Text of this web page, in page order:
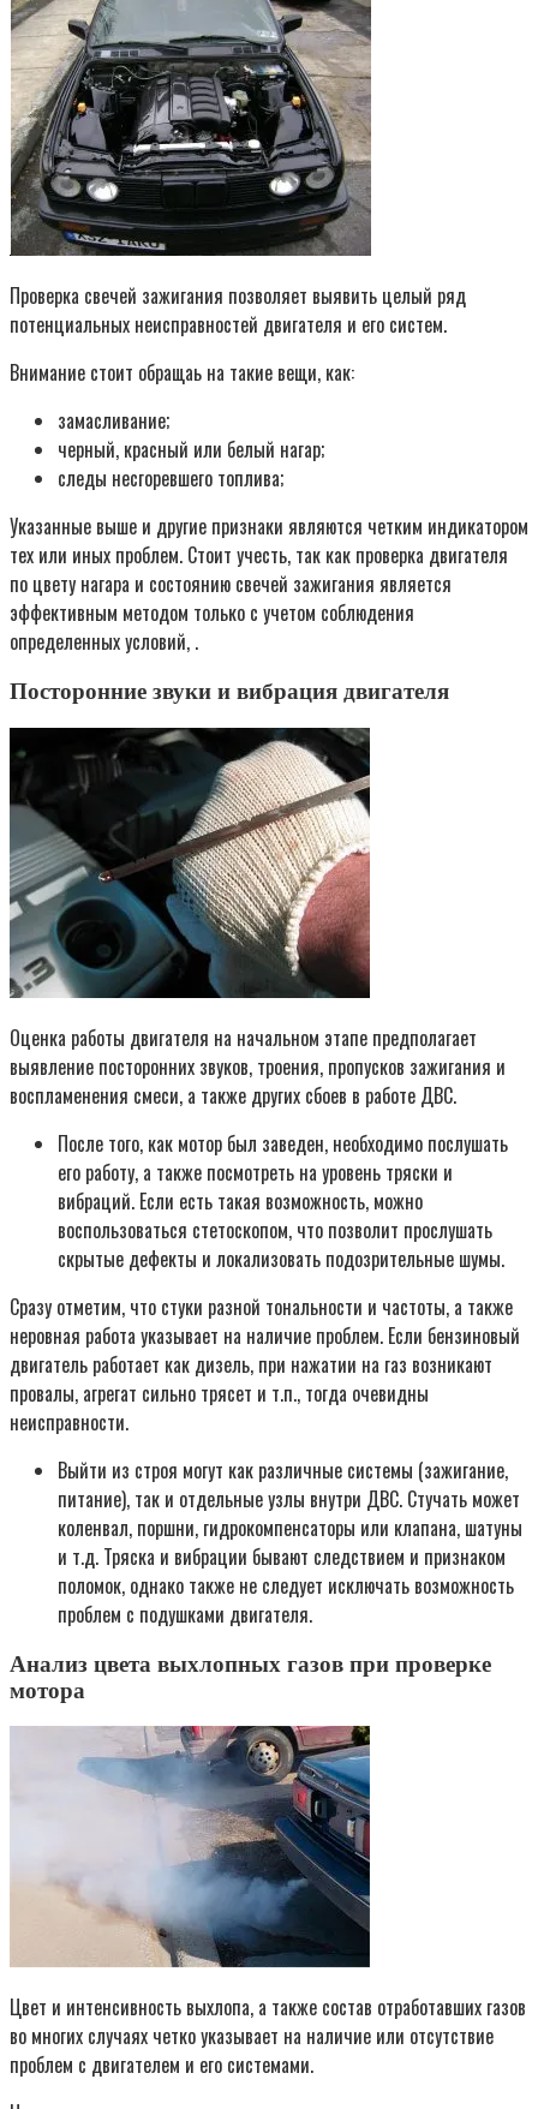
Проверка свечей зажигания позволяет выявить целый ряд
потенциальных неисправностей двигателя и его систем.
Внимание стоит обращаь на такие вещи, как:
замасливание;
черный, красный или белый нагар;
следы несгоревшего топлива;
Указанные выше и другие признаки являются четким индикатором
тех или иных проблем. Стоит учесть, так как проверка двигателя
по цвету нагара и состоянию свечей зажигания является
эффективным методом только с учетом соблюдения
определенных условий, .
Посторонние звуки и вибрация двигателя
Оценка работы двигателя на начальном этапе предполагает
выявление посторонних звуков, троения, пропусков зажигания и
воспламенения смеси, а также других сбоев в работе ДВС.
После того, как мотор был заведен, необходимо послушать
его работу, а также посмотреть на уровень тряски и
вибраций. Если есть такая возможность, можно
воспользоваться стетоскопом, что позволит прослушать
скрытые дефекты и локализовать подозрительные шумы.
Сразу отметим, что стуки разной тональности и частоты, а также
неровная работа указывает на наличие проблем. Если бензиновый
двигатель работает как дизель, при нажатии на газ возникают
провалы, агрегат сильно трясет и т.п., тогда очевидны
неисправности.
Выйти из строя могут как различные системы (зажигание,
питание), так и отдельные узлы внутри ДВС. Стучать может
коленвал, поршни, гидрокомпенсаторы или клапана, шатуны
и т.д. Тряска и вибрации бывают следствием и признаком
поломок, однако также не следует исключать возможность
проблем с подушками двигателя.
Анализ цвета выхлопных газов при проверке
мотора
Цвет и интенсивность выхлопа, а также состав отработавших газов
во многих случаях четко указывает на наличие или отсутствие
проблем с двигателем и его системами.